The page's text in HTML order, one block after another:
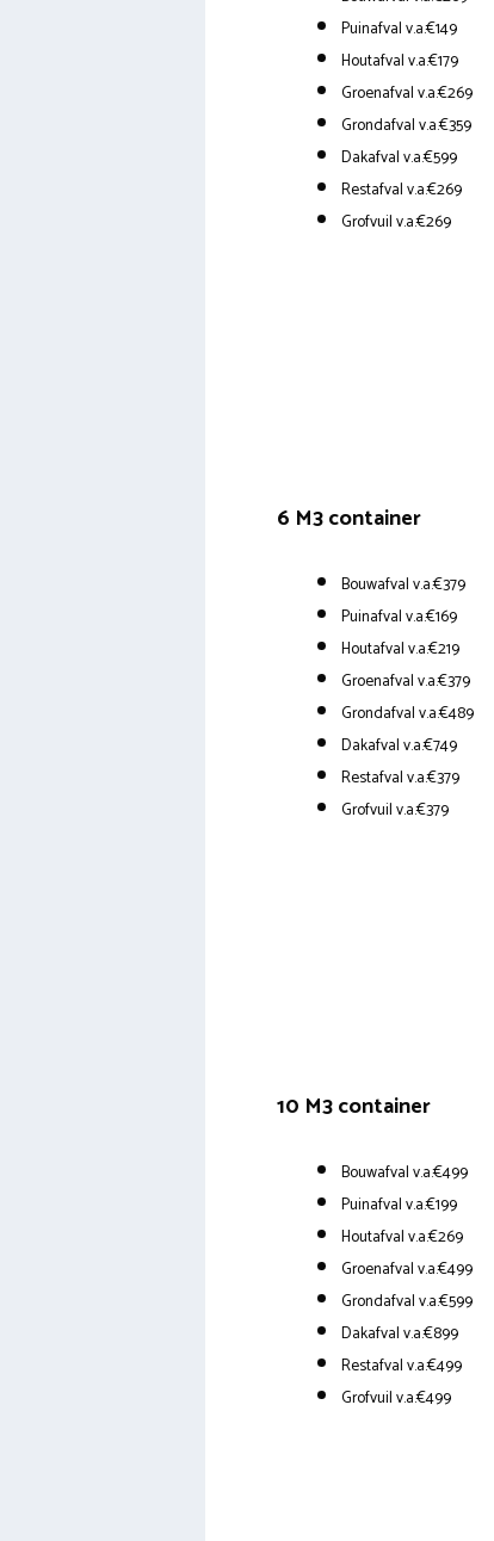
Puinafval v.a.€149
Houtafval v.a.€179
Groenafval v.a.€269
Grondafval v.a.€359
Dakafval v.a.€599
Restafval v.a.€269
Grofvuil v.a.€269
6 M3 container
Bouwafval v.a.€379
Puinafval v.a.€169
Houtafval v.a.€219
Groenafval v.a.€379
Grondafval v.a.€489
Dakafval v.a.€749
Restafval v.a.€379
Grofvuil v.a.€379
10 M3 container
Bouwafval v.a.€499
Puinafval v.a.€199
Houtafval v.a.€269
Groenafval v.a.€499
Grondafval v.a.€599
Dakafval v.a.€899
Restafval v.a.€499
Grofvuil v.a.€499